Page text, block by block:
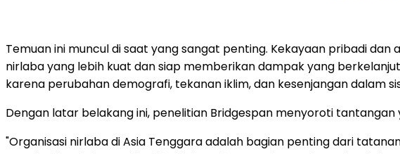
Temuan ini muncul di saat yang sangat penting. Kekayaan pribadi
nirlaba yang lebih kuat dan siap memberikan dampak yang
karena perubahan demografi, tekanan iklim, dan kesenjangan dalam
Dengan latar belakang ini, penelitian Bridgespan menyoroti
"Organisasi nirlaba di Asia Tenggara adalah bagian penting dari